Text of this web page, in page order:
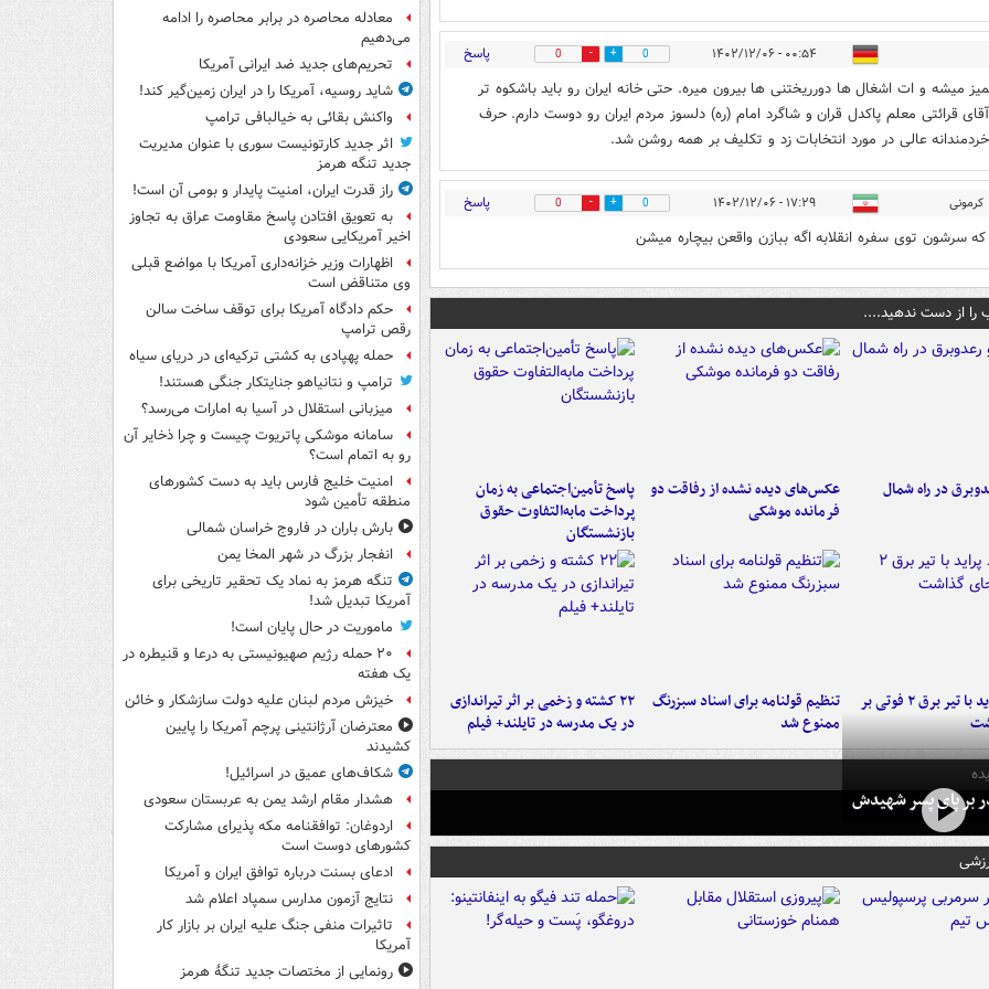
۰۰:۵۴ - ۱۴۰۲/۱۲/۰۶ 0
0 پاسخ
میشه و ات اشغال ها دورریختنی ها بیرون میره. حتی خانه ایران رو باید باشکوه تر
قرائتی معلم پاکدل قران و شاگرد امام (ره) دلسوز مردم ایران رو دوست دارم. حرف
عالی در مورد انتخابات زد و تکلیف بر همه روشن شد.
کرمونی ۱۷:۲۹ - ۱۴۰۲/۱۲/۰۶ 0
0 پاسخ
که سرشون توی سفره انقلابه اگه ببازن واقعن بیچاره میشن
را از دست ندهید....
در راه شمال
عکس‌های دیده نشده از رفاقت دو
فرمانده‌ موشکی
پاسخ تأمین‌اجتماعی به زمان
پرداخت مابه‌التفاوت حقوق
بازنشستگان
برخورد پراید با تیر برق ۲ فوتی بر
تنظیم قولنامه برای اسناد سبزرنگ
ممنوع شد
۲۲ کشته و زخمی بر اثر تیراندازی
در یک مدرسه در تایلند+ فیلم
بر پای پسر شهیدش
معادله محاصره در برابر محاصره را ادامه
می‌دهیم
تحریم‌های جدید ضد ایرانی آمریکا
شاید روسیه، آمریکا را در ایران زمین‌گیر کند!
واکنش بقائی به خیالبافی ترامپ
اثر جدید کارتونیست سوری با عنوان مدیریت
جدید تنگه هرمز
راز قدرت ایران، امنیت پایدار و بومی آن است!
به تعویق افتادن پاسخ مقاومت عراق به تجاوز
اخیر آمریکایی سعودی
اظهارات وزیر خزانه‌داری آمریکا با مواضع قبلی
وی متناقض است
حکم دادگاه آمریکا برای توقف ساخت سالن
رقص ترامپ
حمله پهپادی به کشتی ترکیه‌ای در دریای سیاه
ترامپ و نتانیاهو جنایتکار جنگی هستند!
میزبانی استقلال در آسیا به امارات می‌رسد؟
سامانه موشکی پاتریوت چیست و چرا ذخایر آن
رو به اتمام است؟
امنیت خلیج فارس باید به دست کشورهای
منطقه تأمین شود
بارش باران در فاروج خراسان شمالی
انفجار بزرگ در شهر المخا یمن
تنگه هرمز به نماد یک تحقیر تاریخی برای
آمریکا تبدیل شد!
ماموریت در حال پایان است!
۲۰ حمله رژیم صهیونیستی به درعا و قنیطره در
یک هفته
خیزش مردم لبنان علیه دولت سازشکار و خائن
معترضان آرژانتینی پرچم آمریکا را پایین
کشیدند
شکاف‌های عمیق در اسرائیل!
هشدار مقام ارشد یمن به عربستان سعودی
اردوغان: توافقنامه مکه پذیرای مشارکت
کشورهای دوست است
ادعای بسنت درباره توافق ایران و آمریکا
نتایج آزمون مدارس سمپاد اعلام شد
تاثیرات منفی جنگ علیه ایران بر بازار کار
آمریکا
رونمایی از مختصات جدید تنگۀ هرمز